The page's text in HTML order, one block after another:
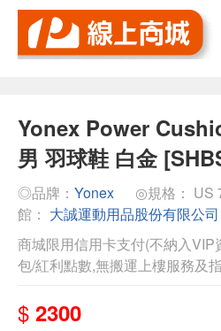
Yonex Power
男 羽球鞋 白金
◎品牌： Yonex ◎規格： US
館： 大誠運動用品股份有限公司
商城限用信用卡支付(不納入
包/紅利點數,無搬運上樓服務及
$ 2300